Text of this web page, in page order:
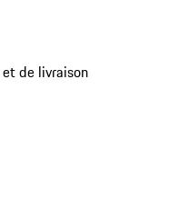
de livraison